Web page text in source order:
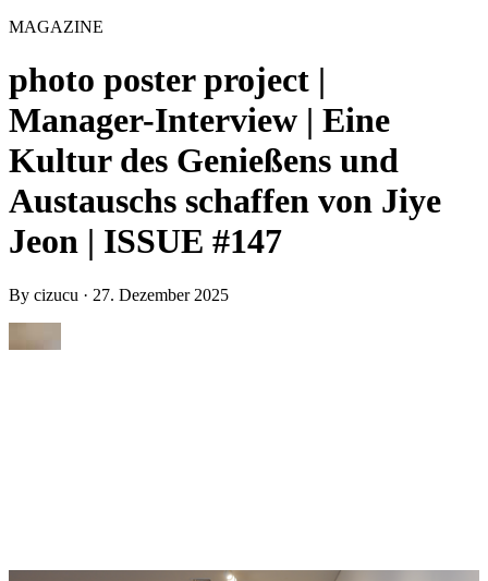
MAGAZINE
photo poster project |
Manager-Interview | Eine
Kultur des Genießens und
Austauschs schaffen von Jiye
Jeon | ISSUE #147
By cizucu · 27. Dezember 2025